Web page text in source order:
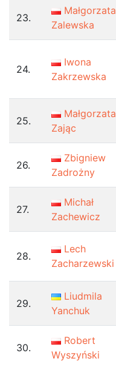
23.
Małgorzata
Zalewska
24.
Iwona
Zakrzewska
25.
Małgorzata
Zając
26.
Zbigniew
Zadrożny
27.
Michał
Zachewicz
28.
Lech
Zacharzewski
29.
Liudmila
Yanchuk
30.
Robert
Wyszyński